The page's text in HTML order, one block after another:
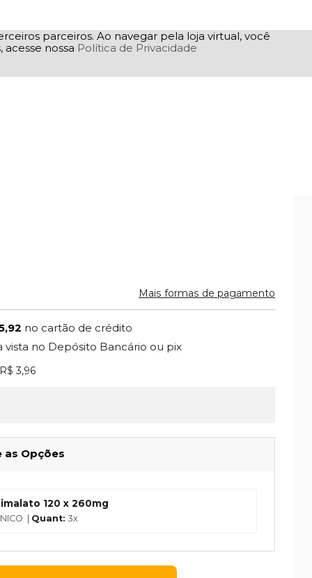
parceiros. Ao navegar pela loja virtual, você
nossa Política de Privacidade
Mais formas de pagamento
no cartão de crédito
vista no Depósito Bancário ou pix
R$ 3,96
as Opções
120 x 260mg
| Quant: 3x